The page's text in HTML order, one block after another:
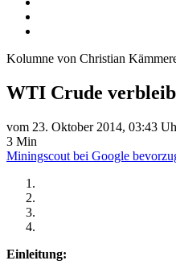
Kolumne von Christian
WTI Crude
vom 23. Oktober 2014, 03:43
3 Min
Miningscout bei Google
Einleitung: